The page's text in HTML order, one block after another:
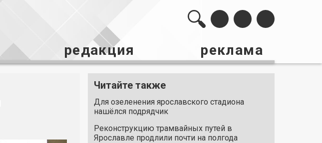
редакция реклама
Читайте также
Для озеленения ярославского стадиона
нашёлся подрядчик
Реконструкцию трамвайных путей в
Ярославле продлили почти на полгода